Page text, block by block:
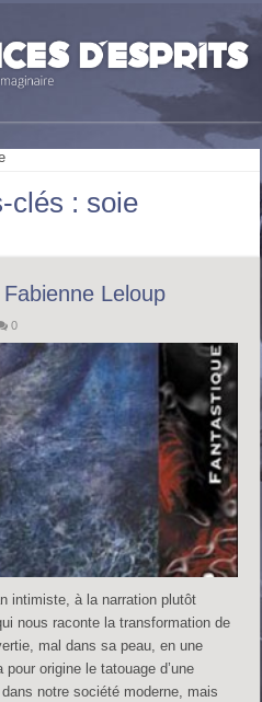
clés : soie
Leloup
0
intimiste, à la narration plutôt
nous raconte la transformation de
mal dans sa peau, en une
origine le tatouage d’une
notre société moderne, mais